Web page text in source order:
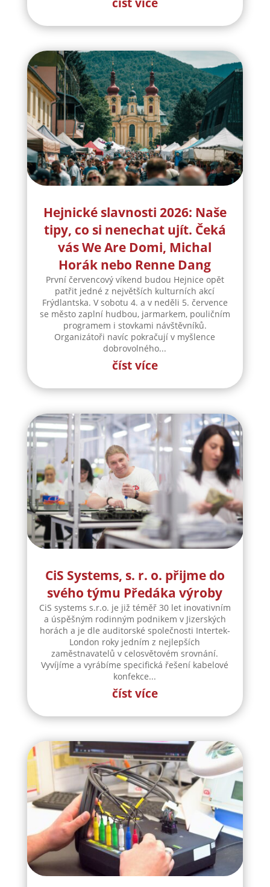
Hejnické slavnosti 2026: Naše
tipy, co si nenechat ujít. Čeká
vás We Are Domi, Michal
Horák nebo Renne Dang
patřit jedné z největších kulturních akcí
Frýdlantska. V sobotu 4. a v neděli 5. července
se město zaplní hudbou, jarmarkem, pouličním
programem i stovkami návštěvníků.
Organizátoři navíc pokračují v myšlence
dobrovolného...
číst více
CiS Systems, s. r. o. přijme do
svého týmu Předáka výroby
CiS systems s.r.o. je již téměř 30 let inovativním
a úspěšným rodinným podnikem v Jizerských
horách a je dle auditorské společnosti Intertek-
zaměstnavatelů v celosvětovém srovnání.
Vyvíjíme a vyrábíme specifická řešení kabelové
konfekce...
číst více
CiS Systems, s. r. o. přijme do
svého týmu Seřizovače
elektrické kontroly
CiS systems s.r.o. je již téměř 30 let inovativním